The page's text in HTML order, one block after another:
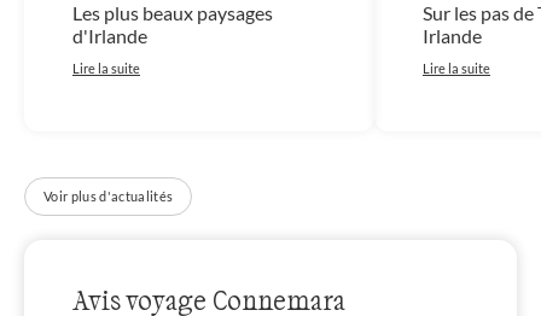
Les plus beaux paysages
d'Irlande
Lire la suite
Sur les pas
Irlande
Lire la suite
Voir plus d'actualités
Avis voyage Connemara